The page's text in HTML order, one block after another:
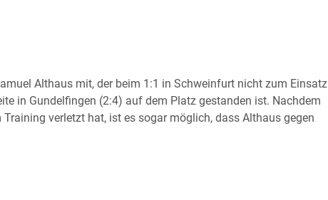
Althaus mit, der beim 1:1 in Schweinfurt nicht zum Einsatz
in Gundelfingen (2:4) auf dem Platz gestanden ist. Nachdem
verletzt hat, ist es sogar möglich, dass Althaus gegen